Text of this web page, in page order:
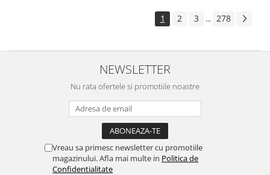
1 2 3 ... 278
NEWSLETTER
Nu rata ofertele si promotiile noastre
Vreau sa primesc newsletter cu promotiile
magazinului. Afla mai multe in Politica de
Confidentialitate